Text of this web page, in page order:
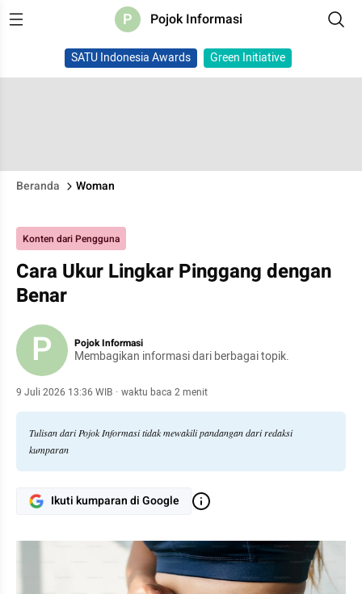
P Pojok Informasi
SATU Indonesia Awards Green Initiative
Beranda Woman
Konten dari Pengguna
Cara Ukur Lingkar Pinggang dengan
Benar
P Pojok Informasi
Membagikan informasi dari berbagai topik.
9 Juli 2026 13:36 WIB · waktu baca 2 menit
Tulisan dari Pojok Informasi tidak mewakili pandangan dari redaksi
kumparan
Ikuti kumparan di Google